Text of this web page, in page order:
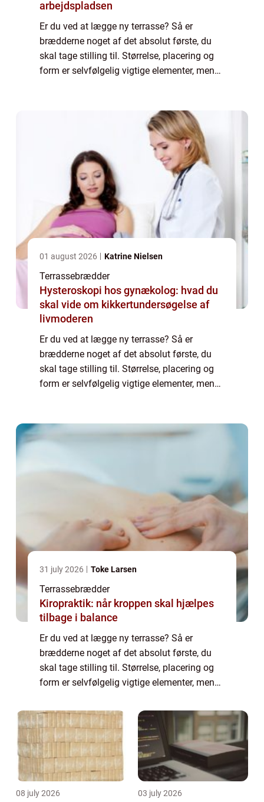
arbejdspladsen
Er du ved at lægge ny terrasse? Så er
brædderne noget af det absolut første, du
skal tage stilling til. Størrelse, placering og
form er selvfølgelig vigtige elementer, men
01 august 2026 Katrine Nielsen
Terrassebrædder
Hysteroskopi hos gynækolog: hvad du
skal vide om kikkertundersøgelse af
livmoderen
Er du ved at lægge ny terrasse? Så er
brædderne noget af det absolut første, du
skal tage stilling til. Størrelse, placering og
form er selvfølgelig vigtige elementer, men
31 july 2026 Toke Larsen
Terrassebrædder
Kiropraktik: når kroppen skal hjælpes
tilbage i balance
Er du ved at lægge ny terrasse? Så er
brædderne noget af det absolut første, du
skal tage stilling til. Størrelse, placering og
form er selvfølgelig vigtige elementer, men
du får et opholdssted, som er hold...
08 july 2026 03 july 2026